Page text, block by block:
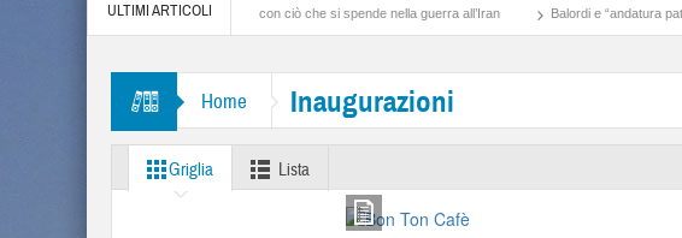
ULTIMI ARTICOLI
Cosa si potrebbe fare con ciò che si spende nella guerra all’Iran Balordi e “andatura patriarcale”
Home Inaugurazioni
Griglia Lista